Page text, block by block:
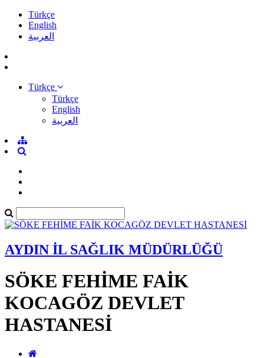
Türkçe
English
العربية
Türkçe
Türkçe
English
العربية
AYDIN İL SAĞLIK MÜDÜRLÜĞÜ
SÖKE FEHİME FAİK
KOCAGÖZ DEVLET
HASTANESİ